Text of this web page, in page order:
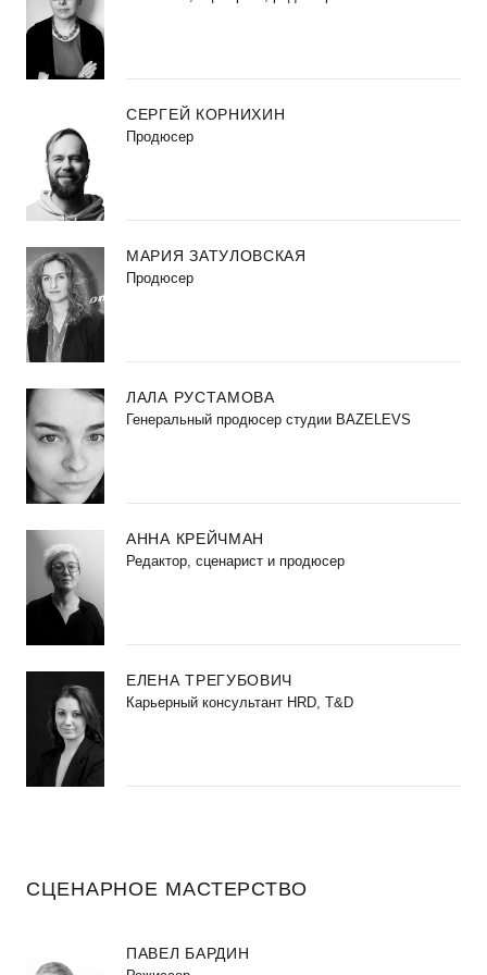
СЕРГЕЙ КОРНИХИН
Продюсер
МАРИЯ ЗАТУЛОВСКАЯ
Продюсер
ЛАЛА РУСТАМОВА
Генеральный продюсер студии BAZELEVS
АННА КРЕЙЧМАН
Редактор, сценарист и продюсер
ЕЛЕНА ТРЕГУБОВИЧ
Карьерный консультант HRD, T&D
СЦЕНАРНОЕ МАСТЕРСТВО
ПАВЕЛ БАРДИН